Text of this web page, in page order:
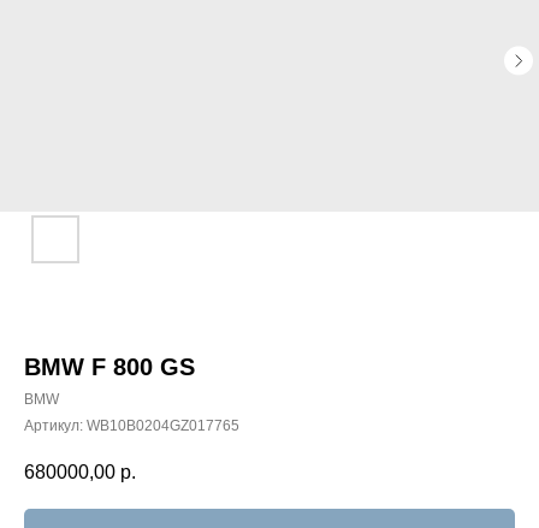
BMW F 800 GS
BMW
Артикул: WB10B0204GZ017765
680000,00 р.